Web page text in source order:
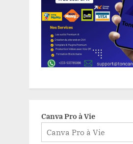
Canva Pro à Vie